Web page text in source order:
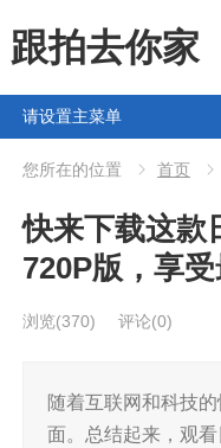
跟拍去你家
请设置主菜单
您所在的位置 首页
快来下载这款
720P版，享
浏览(370) 评论(0)
随着互联网和科技
面。总结起来，观